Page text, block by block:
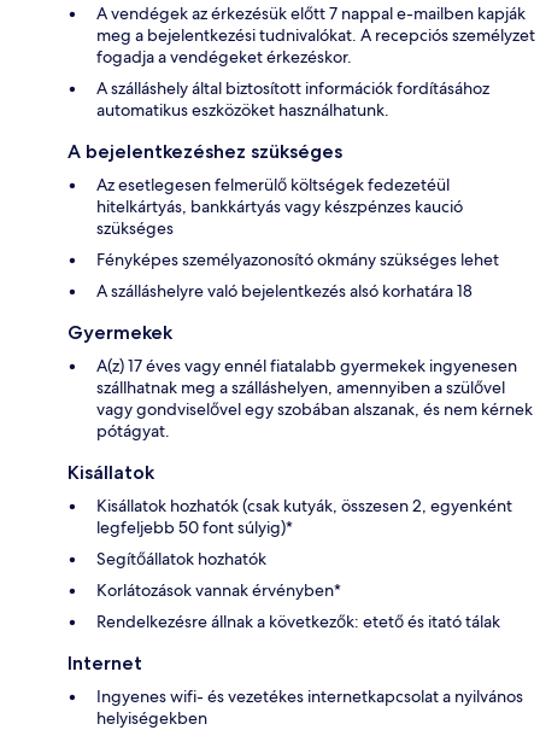
A vendégek az érkezésük előtt 7 nappal e-mailben kapják
meg a bejelentkezési tudnivalókat. A recepciós személyzet
fogadja a vendégeket érkezéskor.
A szálláshely által biztosított információk fordításához
automatikus eszközöket használhatunk.
A bejelentkezéshez szükséges
Az esetlegesen felmerülő költségek fedezetéül
hitelkártyás, bankkártyás vagy készpénzes kaució
szükséges
Fényképes személyazonosító okmány szükséges lehet
A szálláshelyre való bejelentkezés alsó korhatára 18
Gyermekek
A(z) 17 éves vagy ennél fiatalabb gyermekek ingyenesen
szállhatnak meg a szálláshelyen, amennyiben a szülővel
vagy gondviselővel egy szobában alszanak, és nem kérnek
pótágyat.
Kisállatok
Kisállatok hozhatók (csak kutyák, összesen 2, egyenként
legfeljebb 50 font súlyig)*
Segítőállatok hozhatók
Korlátozások vannak érvényben*
Rendelkezésre állnak a következők: etető és itató tálak
Internet
Ingyenes wifi- és vezetékes internetkapcsolat a nyilvános
helyiségekben